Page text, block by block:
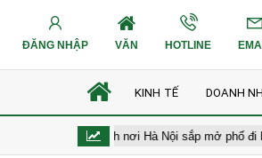
ĐĂNG NHẬP VĂN HOTLINE
KINH TẾ DOANH
Cận cảnh nơi Hà Nội sắp mở phố đi bộ